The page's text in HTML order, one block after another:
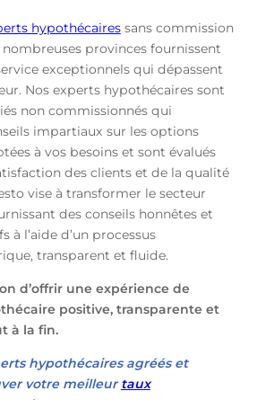
hypothécairessans commission
provinces fournissent
exceptionnels qui dépassent
Nos experts hypothécaires sont
non commissionnés qui
impartiaux sur les options
à vos besoins et sont évalués
des clients et de la qualité
vise à transformer le secteur
des conseils honnêtes et
l’aide d’un processus
transparent et fluide.
d’offrir une expérience de
positive, transparente et
à la fin.
hypothécaires agréés et
votre meilleurtaux